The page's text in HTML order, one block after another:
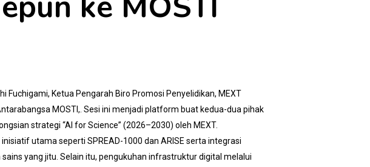
Fuchigami, Ketua Pengarah Biro Promosi Penyelidikan, MEXT
MOSTI,. Sesi ini menjadi platform buat kedua-dua pihak
strategi “AI for Science” (2026–2030) oleh MEXT.
utama seperti SPREAD-1000 dan ARISE serta integrasi
yang jitu. Selain itu, pengukuhan infrastruktur digital melalui